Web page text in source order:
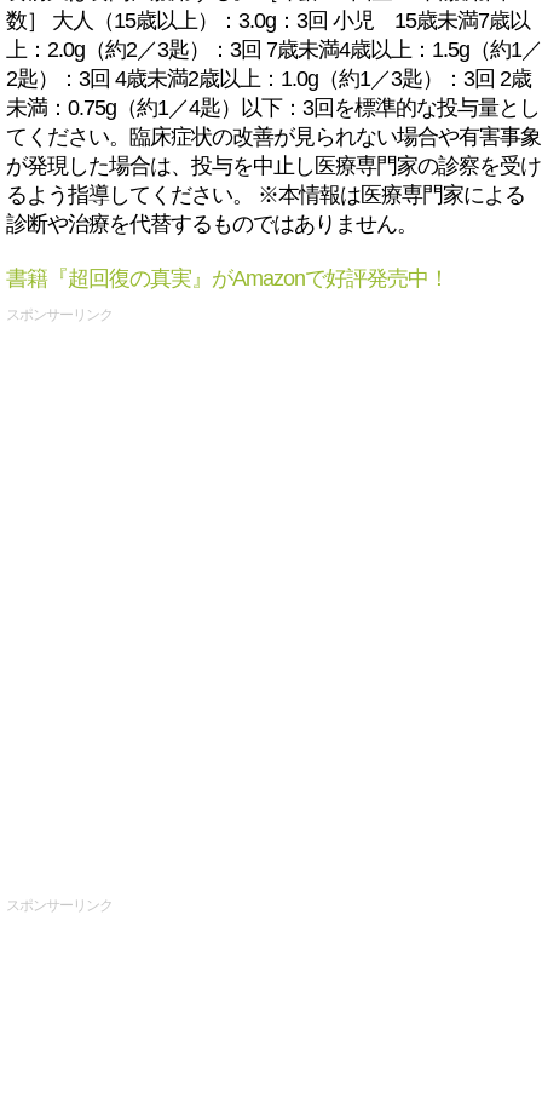
数］ 大人（15歳以上）：3.0g：3回 小児 15歳未満7歳以
上：2.0g（約2／3匙）：3回 7歳未満4歳以上：1.5g（約1／
2匙）：3回 4歳未満2歳以上：1.0g（約1／3匙）：3回 2歳
未満：0.75g（約1／4匙）以下：3回を標準的な投与量とし
てください。臨床症状の改善が見られない場合や有害事象
が発現した場合は、投与を中止し医療専門家の診察を受け
るよう指導してください。 ※本情報は医療専門家による
診断や治療を代替するものではありません。
書籍『超回復の真実』がAmazonで好評発売中！
スポンサーリンク
スポンサーリンク